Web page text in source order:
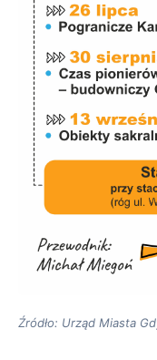
Źródło: Urząd Miasta